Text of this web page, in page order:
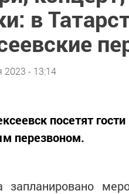
в
2023 - 13:14
посетят
перезвоном.